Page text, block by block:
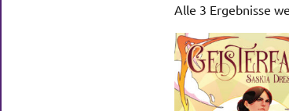
Alle 3 Ergebnisse